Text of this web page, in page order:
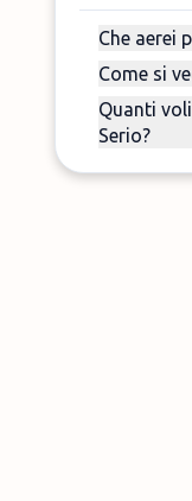
Che aerei
Come si
Quanti
Serio?